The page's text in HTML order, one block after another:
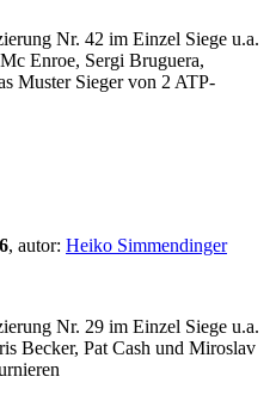
Nr. 42 im Einzel Siege u.a.
Enroe, Sergi Bruguera,
Muster Sieger von 2 ATP-
, autor: Heiko Simmendinger
Nr. 29 im Einzel Siege u.a.
Becker, Pat Cash und Miroslav